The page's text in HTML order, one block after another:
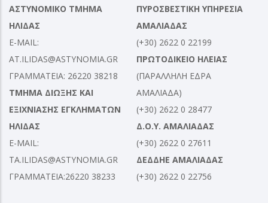
ΑΣΤΥΝΟΜΙΚΟ ΤΜΗΜΑ
ΗΛΙΔΑΣ
E-MAIL:
AT.ILIDAS@ASTYNOMIA.GR
ΓΡΑΜΜΑΤΕΙΑ: 26220 38218
ΤΜΗΜΑ ΔΙΩΞΗΣ ΚΑΙ
ΕΞΙΧΝΙΑΣΗΣ ΕΓΚΛΗΜΑΤΩΝ
ΗΛΙΔΑΣ
E-MAIL:
TA.ILIDAS@ASTYNOMIA.GR
ΓΡΑΜΜΑΤΕΙΑ:26220 38233
ΠΥΡΟΣΒΕΣΤΙΚΗ ΥΠΗΡΕΣΙΑ
ΑΜΑΛΙΑΔΑΣ
(+30) 2622 0 22199
ΠΡΩΤΟΔΙΚΕΙΟ ΗΛΕΙΑΣ
(ΠΑΡΑΛΛΗΛΗ ΕΔΡΑ
ΑΜΑΛΙΑΔΑ)
(+30) 2622 0 28477
Δ.Ο.Υ. ΑΜΑΛΙΑΔΑΣ
(+30) 2622 0 27611
ΔΕΔΔΗΕ ΑΜΑΛΙΑΔΑΣ
(+30) 2622 0 22756